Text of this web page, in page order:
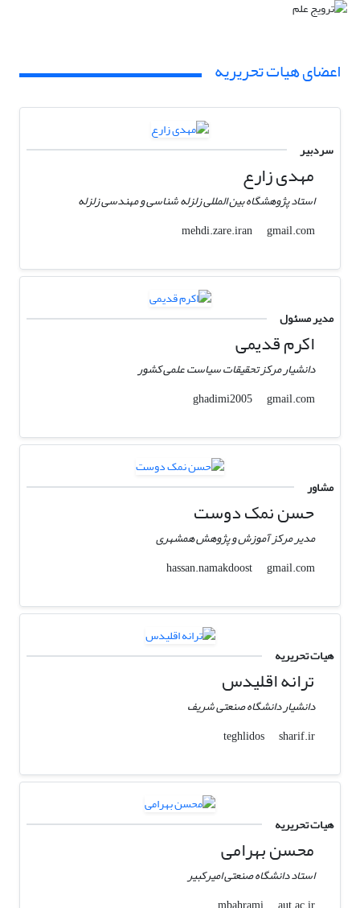
اعضای هیات تحریریه
سردبیر
مهدی زارع
استاد پژوهشگاه بین المللی زلزله شناسی و مهندسی زلزله
mehdi.zare.iran
gmail.com
مدیر مسئول
اکرم قدیمی
دانشیار مرکز تحقیقات سیاست علمی کشور
ghadimi2005
gmail.com
مشاور
حسن نمک دوست
مدیر مرکز آموزش و پژوهش همشهری
hassan.namakdoost
gmail.com
هیات تحریریه
ترانه اقلیدس
دانشیار دانشگاه صنعتی شریف
teghlidos
sharif.ir
هیات تحریریه
محسن بهرامی
استاد دانشگاه صنعتی امیرکبیر